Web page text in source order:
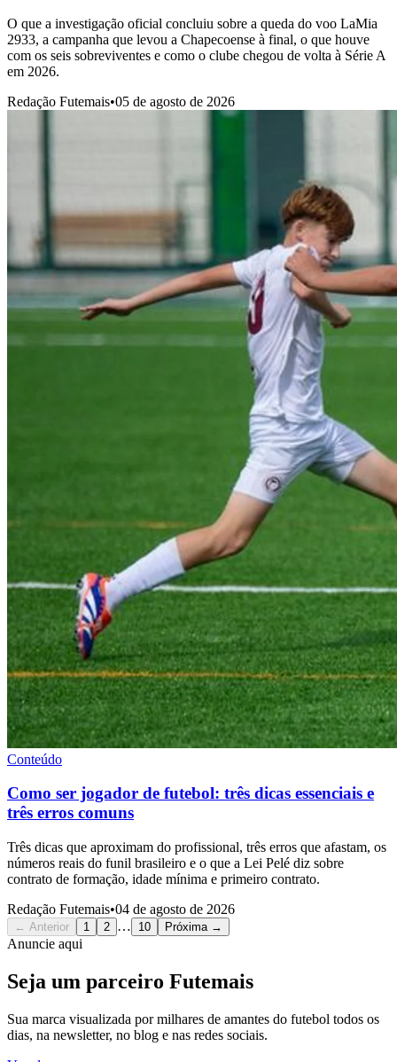
O que a investigação oficial concluiu sobre a queda do voo LaMia
2933, a campanha que levou a Chapecoense à final, o que houve
com os seis sobreviventes e como o clube chegou de volta à Série A
em 2026.
Redação Futemais•05 de agosto de 2026
Conteúdo
Como ser jogador de futebol: três dicas essenciais e
três erros comuns
Três dicas que aproximam do profissional, três erros que afastam, os
números reais do funil brasileiro e o que a Lei Pelé diz sobre
contrato de formação, idade mínima e primeiro contrato.
Redação Futemais•04 de agosto de 2026
← Anterior 1 2 … 10 Próxima →
Anuncie aqui
Seja um parceiro Futemais
Sua marca visualizada por milhares de amantes do futebol todos os
dias, na newsletter, no blog e nas redes sociais.